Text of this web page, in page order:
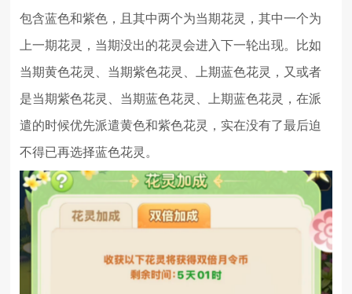
包含蓝色和紫色，且其中两个为当期花灵，其中一个为
上一期花灵，当期没出的花灵会进入下一轮出现。比如
当期黄色花灵、当期紫色花灵、上期蓝色花灵，又或者
是当期紫色花灵、当期蓝色花灵、上期蓝色花灵，在派
遣的时候优先派遣黄色和紫色花灵，实在没有了最后迫
不得已再选择蓝色花灵。